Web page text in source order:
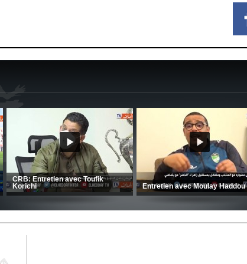
CSC: La préparation des
d’Amrani se poursuit en
MCA: Kaci-Saïd évoque le large
succès du Mouloudia face au FC
MFM